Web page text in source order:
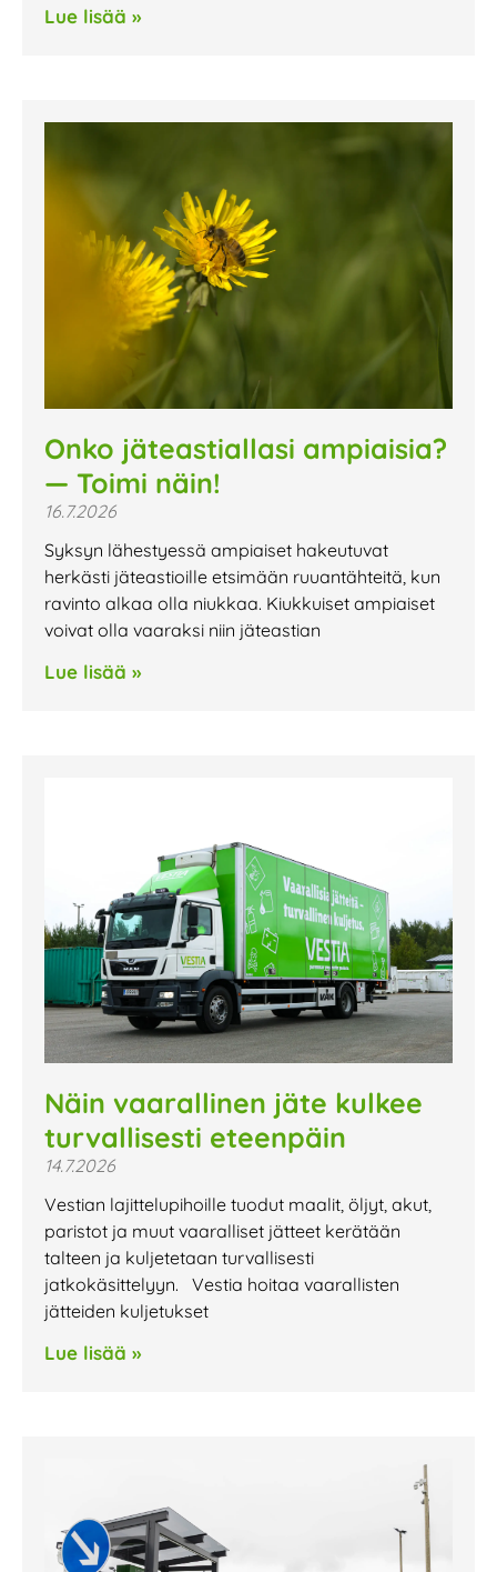
Lue lisää »
Onko jäteastiallasi ampiaisia?
— Toimi näin!
16.7.2026
Syksyn lähestyessä ampiaiset hakeutuvat
herkästi jäteastioille etsimään ruuantähteitä, kun
ravinto alkaa olla niukkaa. Kiukkuiset ampiaiset
voivat olla vaaraksi niin jäteastian
Lue lisää »
Näin vaarallinen jäte kulkee
turvallisesti eteenpäin
14.7.2026
Vestian lajittelupihoille tuodut maalit, öljyt, akut,
paristot ja muut vaaralliset jätteet kerätään
talteen ja kuljetetaan turvallisesti
jatkokäsittelyyn. Vestia hoitaa vaarallisten
jätteiden kuljetukset
Lue lisää »